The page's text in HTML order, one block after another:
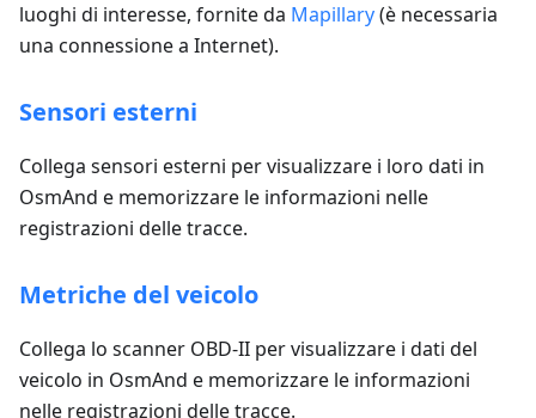
luoghi di interesse, fornite da Mapillary(è necessaria
una connessione a Internet).
Sensori esterni
Collega sensori esterni per visualizzare i loro dati in
OsmAnd e memorizzare le informazioni nelle
registrazioni delle tracce.
Metriche del veicolo
Collega lo scanner OBD-II per visualizzare i dati del
veicolo in OsmAnd e memorizzare le informazioni
nelle registrazioni delle tracce.